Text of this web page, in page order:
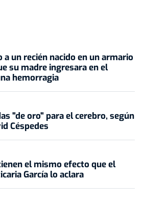
un recién nacido en un armario
su madre ingresara en el
hemorragia
"de oro" para el cerebro, según
Céspedes
el mismo efecto que el
García lo aclara